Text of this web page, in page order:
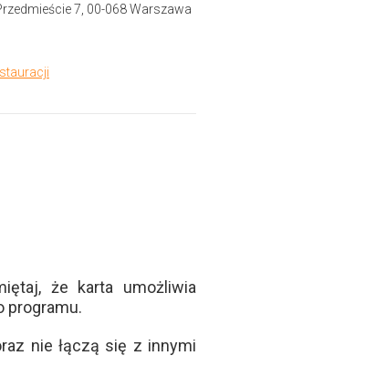
7, 00-068 Warszawa
że karta umożliwia
programu.
nie łączą się z innymi